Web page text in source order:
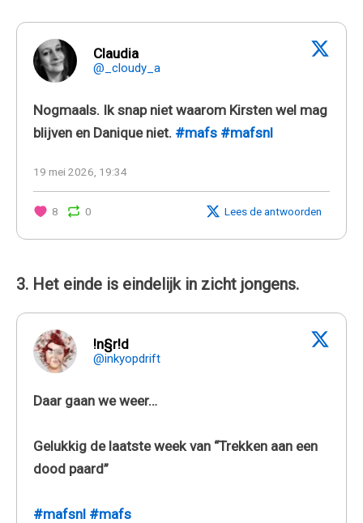
Claudia
@_cloudy_a
Nogmaals. Ik snap niet waarom Kirsten wel mag
blijven en Danique niet. #mafs #mafsnl
19 mei 2026, 19:34
8 0 Lees de antwoorden
3. Het einde is eindelijk in zicht jongens.
!n§r!d
@inkyopdrift
Daar gaan we weer…
Gelukkig de laatste week van “Trekken aan een
dood paard”
#mafsnl #mafs